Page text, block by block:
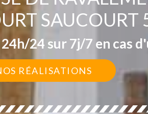
SAUCOURT
24 sur 7j/7 en cas
RÉALISATIONS